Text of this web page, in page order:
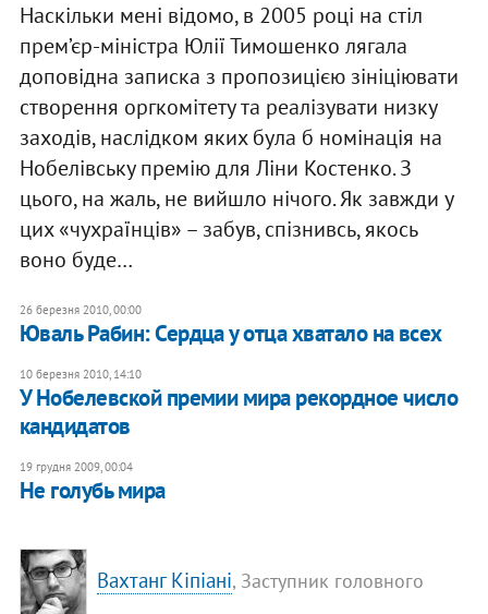
Наскільки мені відомо, в 2005 році на стіл
прем’єр-міністра Юлії Тимошенко лягала
доповідна записка з пропозицією зініціювати
створення оргкомітету та реалізувати низку
заходів, наслідком яких була б номінація на
Нобелівську премію для Ліни Костенко. З
цього, на жаль, не вийшло нічого. Як завжди у
цих «чухраїнців» – забув, спізнивсь, якось
воно буде…
26 березня 2010, 00:00
Юваль Рабин: Сердца у отца хватало на всех
10 березня 2010, 14:10
У Нобелевской премии мира рекордное число
кандидатов
19 грудня 2009, 00:04
Не голубь мира
Вахтанг Кіпіані, Заступник головного